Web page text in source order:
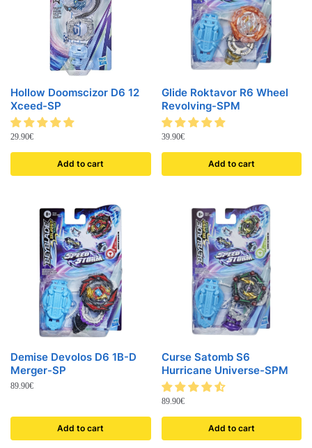
Hollow Doomscizor D6 12
Xceed-SP
29.90€
Add to cart
Glide Roktavor R6 Wheel
Revolving-SPM
39.90€
Add to cart
Demise Devolos D6 1B-D
Merger-SP
89.90€
Add to cart
Curse Satomb S6
Hurricane Universe-SPM
89.90€
Add to cart